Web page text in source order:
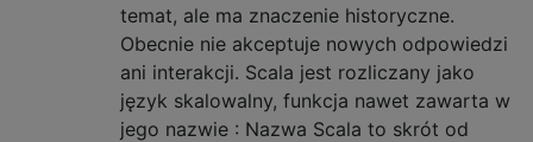
temat, ale ma znaczenie historyczne.
Obecnie nie akceptuje nowych odpowiedzi
ani interakcji. Scala jest rozliczany jako
język skalowalny, funkcja nawet zawarta w
jego nazwie : Nazwa Scala to skrót od